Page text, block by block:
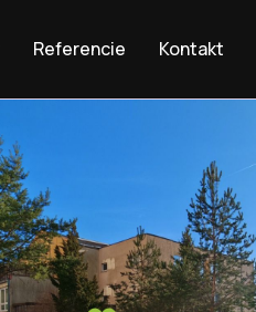
Referencie Kontakt